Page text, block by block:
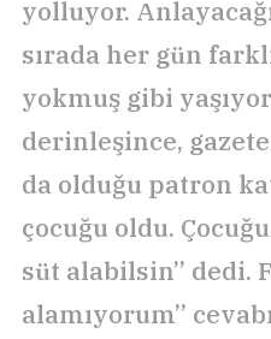
yolluyor.
sırada her gün
yokmuş gibi
derinleşince,
da olduğu patron
çocuğu oldu.
süt alabilsin” dedi.
alamıyorum”